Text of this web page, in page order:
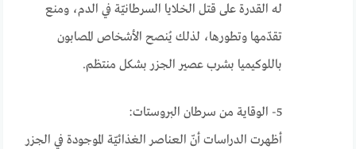
له القدرة على قتل الخلايا السرطانيّة في الدم، ومنع
تقدّمها وتطورها، لذلك يُنصح الأشخاص المصابون
باللوكيميا بشرب عصير الجزر بشكل منتظم.
5- الوقاية من سرطان البروستات:
أظهرت الدراسات أنّ العناصر الغذائيّة الموجودة في الجزر